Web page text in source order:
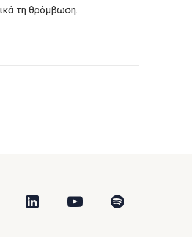
τη θρόμβωση.